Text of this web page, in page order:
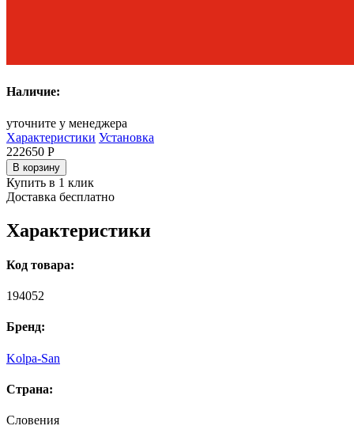
Наличие:
уточните у менеджера
Характеристики Установка
222650 Р
В корзину
Купить в 1 клик
Доставка бесплатно
Характеристики
Код товара:
194052
Бренд:
Kolpa-San
Страна:
Словения